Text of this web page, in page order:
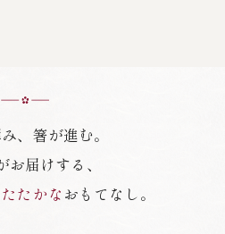
、箸が進む。
お届けする、
たかな おもてなし。